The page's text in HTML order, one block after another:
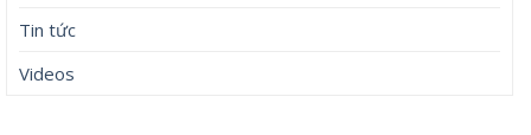
Tin tức
Videos